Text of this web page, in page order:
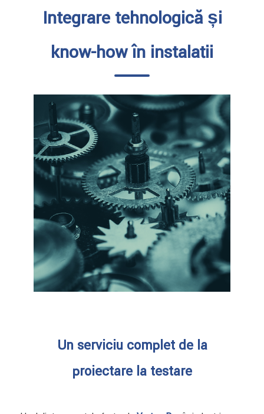
Integrare tehnologică și
know-how în instalații
Un serviciu complet de la
proiectare la testare